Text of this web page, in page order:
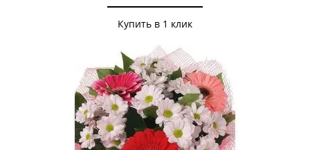
Купить в 1 клик